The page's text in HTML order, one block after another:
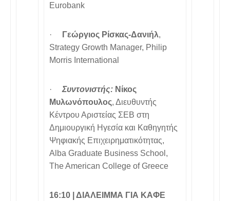
Eurobank
· Γεώργιος Ρίσκας-Δανιήλ,
Strategy Growth Manager, Philip
Morris International
· Συντονιστής: Νίκος
Μυλωνόπουλος, Διευθυντής
Κέντρου Αριστείας ΣΕΒ στη
Δημιουργική Ηγεσία και Καθηγητής
Ψηφιακής Επιχειρηματικότητας,
Alba Graduate Business School,
The American College of Greece
16:10 | ΔΙΑΛΕΙΜΜΑ ΓΙΑ ΚΑΦΕ